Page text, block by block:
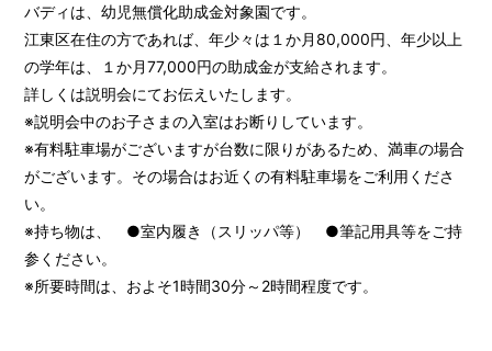
バディは、幼児無償化助成金対象園です。
江東区在住の方であれば、年少々は１か月80,000円、年少以上
の学年は、１か月77,000円の助成金が支給されます。
詳しくは説明会にてお伝えいたします。
※説明会中のお子さまの入室はお断りしています。
※有料駐車場がございますが台数に限りがあるため、満車の場合
がございます。その場合はお近くの有料駐車場をご利用くださ
い。
※持ち物は、 ●室内履き（スリッパ等） ●筆記用具等をご持
参ください。
※所要時間は、およそ1時間30分～2時間程度です。